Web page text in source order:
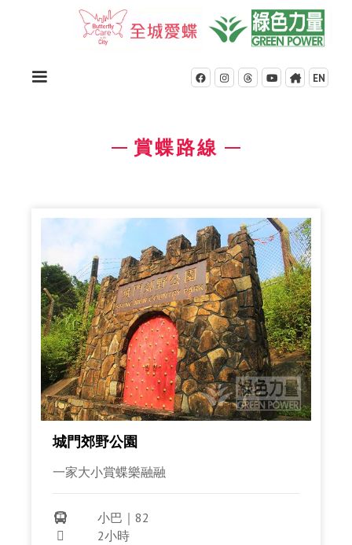
     EN
賞蝶路線
城門郊野公園
一家大小賞蝶樂融融
 小巴｜82
 2小時